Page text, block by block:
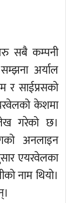
सबै कम्पनी
अर्याल
र साईप्रसको
केशमा
गरेको छ।
अनलाइन
एयरवेलका
नाम थियो।